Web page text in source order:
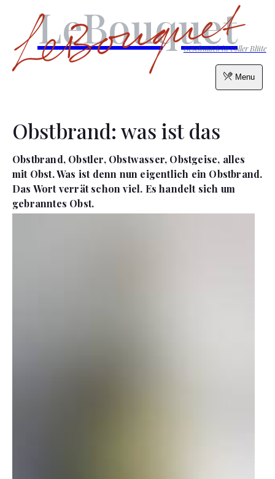
Menu
LeBouquet
Geschmack in voller Blüte
Obstbrand: was ist das
Obstbrand, Obstler, Obstwasser, Obstgeise, alles
mit Obst. Was ist denn nun eigentlich ein Obstbrand.
Das Wort verrät schon viel. Es handelt sich um
gebranntes Obst.